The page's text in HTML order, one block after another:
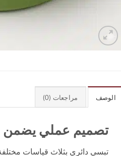
الوصف مراجعات (0)
تصميم عملي يضمن